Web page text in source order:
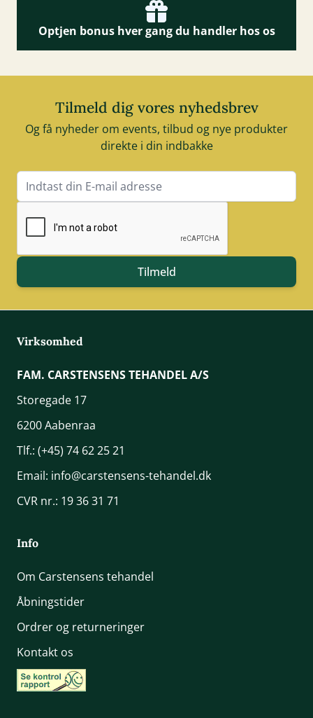
Optjen bonus hver gang du handler hos os
Tilmeld dig vores nyhedsbrev
Og få nyheder om events, tilbud og nye produkter
direkte i din indbakke
E-mail adresse
Tilmeld
Virksomhed
FAM. CARSTENSENS TEHANDEL A/S
Storegade 17
6200 Aabenraa
Tlf.: (+45) 74 62 25 21
Email: info@carstensens-tehandel.dk
CVR nr.: 19 36 31 71
Info
Om Carstensens tehandel
Åbningstider
Ordrer og returneringer
Kontakt os